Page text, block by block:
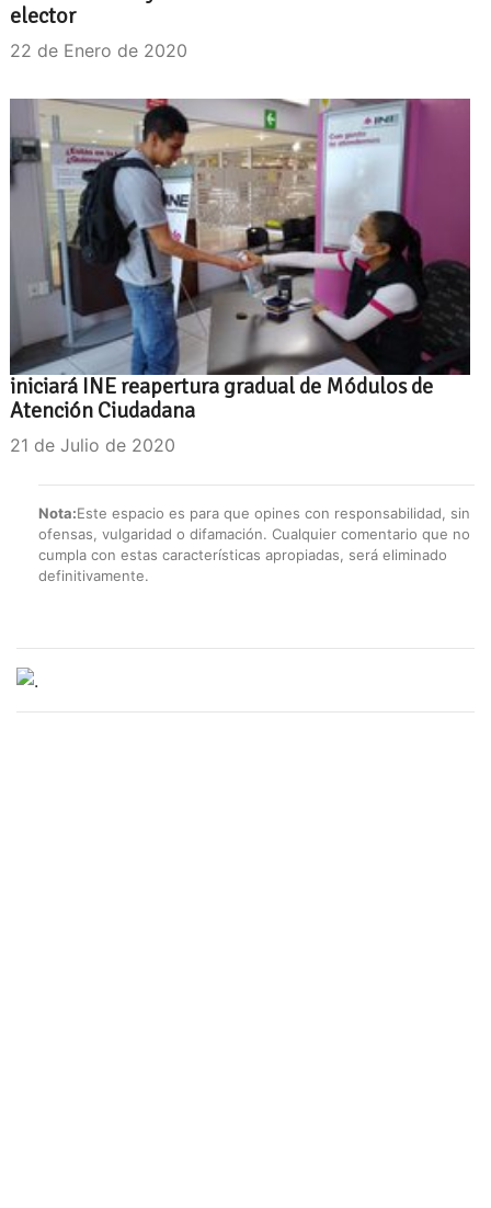
elector
22 de Enero de 2020
iniciará INE reapertura gradual de Módulos de
Atención Ciudadana
21 de Julio de 2020
Nota:Este espacio es para que opines con responsabilidad, sin
ofensas, vulgaridad o difamación. Cualquier comentario que no
cumpla con estas características apropiadas, será eliminado
definitivamente.